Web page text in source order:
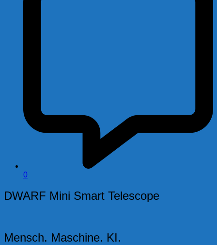
0
DWARF Mini Smart Telescope
Mensch. Maschine. KI.